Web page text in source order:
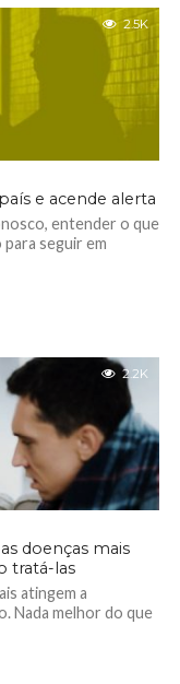
2.5K
e acende alerta
entender o que
seguir em
2.2K
doenças mais
tratá-las
atingem a
Nada melhor do que